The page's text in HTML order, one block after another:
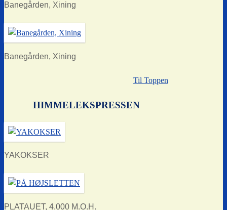
Banegården, Xining
Banegården, Xining
Til Toppen
HIMMELEKSPRESSEN
YAKOKSER
PLATAUET, 4.000 M.O.H.